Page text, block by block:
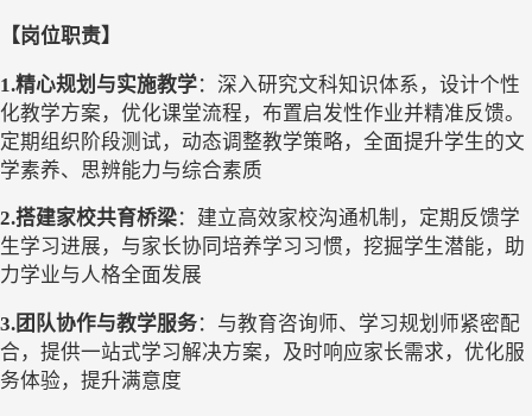
【岗位职责】
1.精心规划与实施教学： 深入研究文科知识体系，设计个性
化教学方案，优化课堂流程，布置启发性作业并精准反馈。
定期组织阶段测试，动态调整教学策略，全面提升学生的文
学素养、思辨能力与综合素质
2.搭建家校共育桥梁： 建立高效家校沟通机制，定期反馈学
生学习进展，与家长协同培养学习习惯，挖掘学生潜能，助
力学业与人格全面发展
3.团队协作与教学服务： 与教育咨询师、学习规划师紧密配
合，提供一站式学习解决方案，及时响应家长需求，优化服
务体验，提升满意度